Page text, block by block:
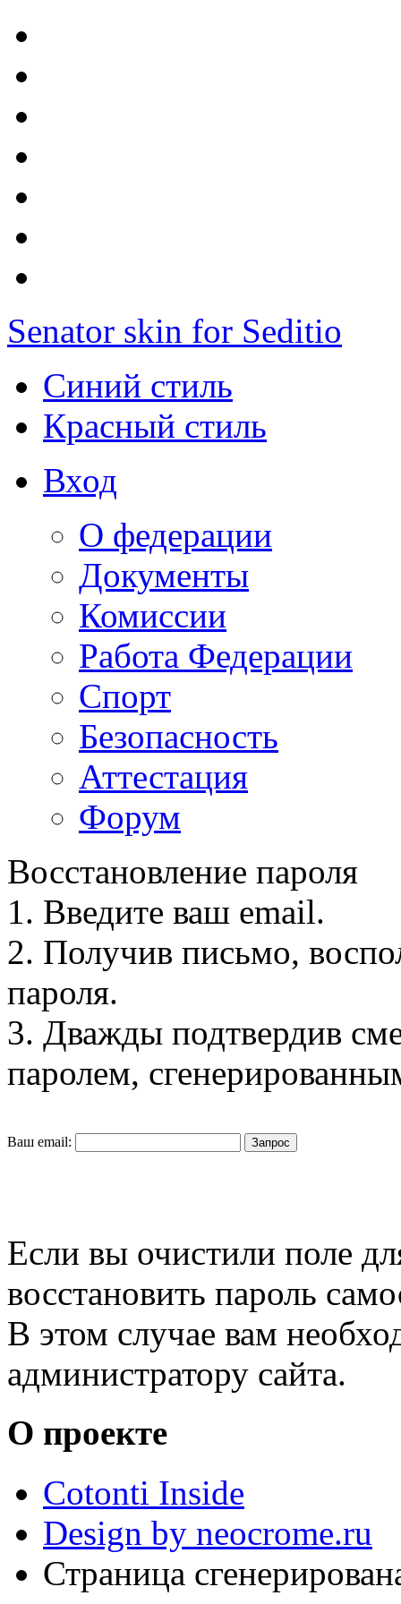
Senator skin for Seditio
Синий стиль
Красный стиль
Вход
О федерации
Документы
Комиссии
Работа Федерации
Спорт
Безопасность
Аттестация
Форум
Восстановление пароля
1. Введите ваш email.
2. Получив письмо,
пароля.
3. Дважды подтвердив
паролем,
Ваш email:
Если вы очистили поле
восстановить пароль
В этом случае вам
администратору сайта.
О проекте
Cotonti Inside
Design by neocrome.ru
Страница